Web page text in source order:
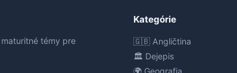
témy pre
Kategórie
🇬🇧 Angličtina
🏛️ Dejepis